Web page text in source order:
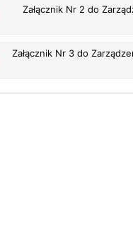
Załącznik Nr 2 do
Załącznik Nr 3 do